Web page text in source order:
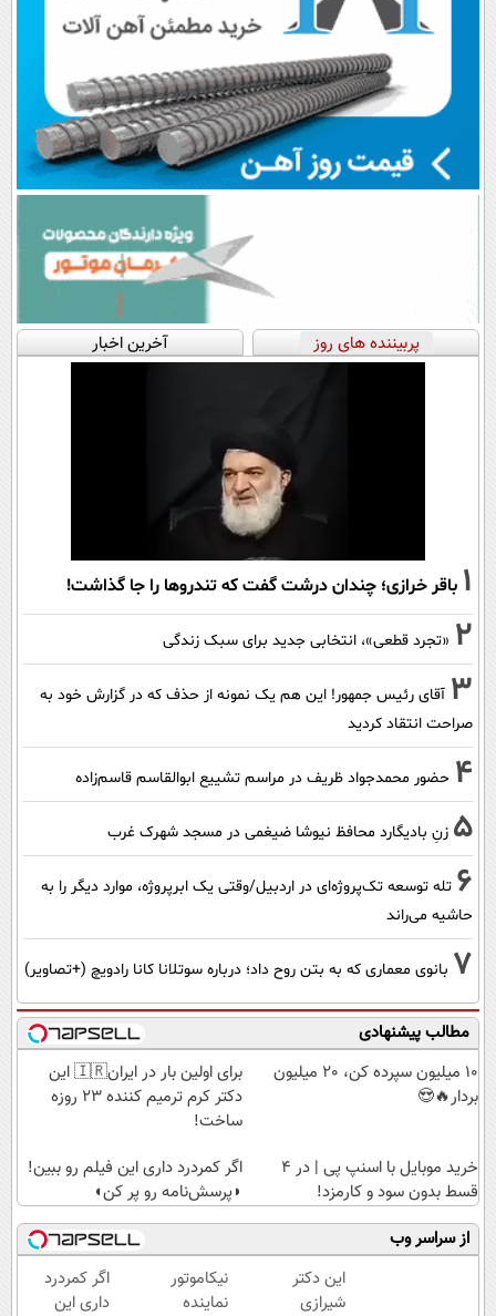
پربیننده های روز آخرین اخبار
1 باقر خرازی؛ چندان درشت گفت که تندروها را جا گذاشت!
2 «تجرد قطعی»، انتخابی جدید برای سبک زندگی
3 آقای رئیس جمهور! این هم یک نمونه از حذف که در گزارش خود به
صراحت انتقاد کردید
4 حضور محمدجواد ظریف در مراسم تشییع ابوالقاسم قاسم‌زاده
5 زنِ بادیگارد محافظ نیوشا ضیغمی در مسجد شهرک غرب
6 تله توسعه تک‌پروژه‌ای در اردبیل/وقتی یک ابرپروژه، موارد دیگر را به
حاشیه می‌راند
7 بانوی معماری که به بتن روح داد؛ درباره سوتلانا کانا رادویچ (+تصاویر)
مطالب پیشنهادی
10 میلیون سپرده کن، 20 میلیون
بردار🔥😍
برای اولین بار در ایران🇮🇷 این
دکتر کرم ترمیم کننده 23 روزه
ساخت!
خرید موبایل با اسنپ پی | در ۴
قسط بدون سود و کارمزد!
اگر کمردرد داری این فیلم رو ببین!
◗پرسش‌نامه رو پر کن◖
از سراسر وب
این دکتر
شیرازی
نیکاموتور
نماینده
اگر کمردرد
داری این